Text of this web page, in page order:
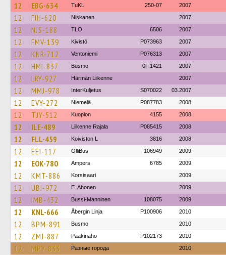
12 EBG-634 TuKL 250-07 2007
12 FIH-620 Niskanen 2007
12 NJS-188 TLO 6506 2007
12 FMV-139 Kivistö P073963 2007
12 KNR-712 Ventoniemi P076313 2007
12 HMI-837 Busmo 0F.1421 2007
12 LRY-927 Härmän Liikenne 2007
12 MMJ-978 InterKuljetus S070022 03.2007
12 EVY-272 Niemelä P087783 2008
12 TJY-512 Kuopion 4155 2008
12 ILE-489 Liikenne Rajala P085415 2008
12 FLL-459 Koiviston L 3816 2008
12 EEI-117 OlliBus 106949 2009
12 EOK-780 Ampers 6785 2009
12 KMT-886 Korsisaari 2009
12 UBI-972 E. Ahonen 2009
12 IMB-432 Bussi-Manninen 108075 2009
12 KNL-666 Åbergin Linja P100906 2010
12 BPM-891 Busmo 2010
12 ZMJ-887 Paakinaho P102173 2010
12 MPY-833 Разные города 2010